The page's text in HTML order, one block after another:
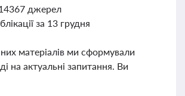
джерел
за 13 грудня
матеріалів ми сформували
на актуальні запитання. Ви